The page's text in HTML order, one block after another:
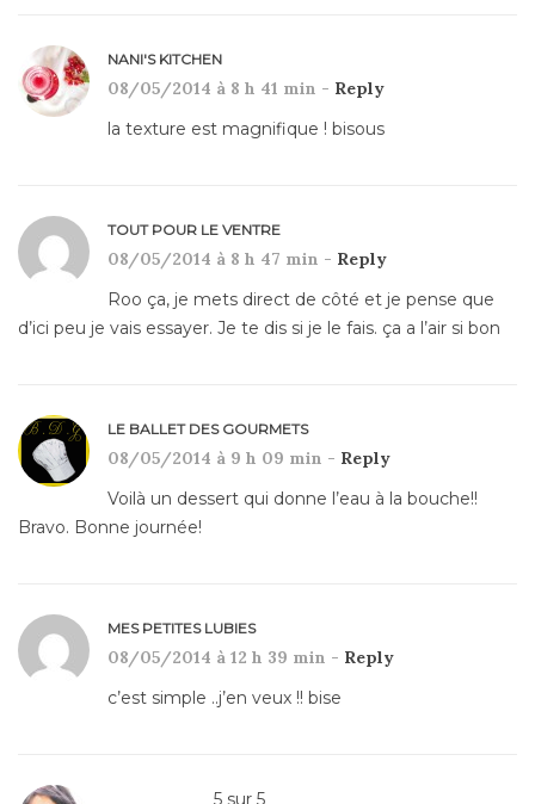
NANI'S KITCHEN
08/05/2014 à 8 h 41 min - Reply
la texture est magnifique ! bisous
TOUT POUR LE VENTRE
08/05/2014 à 8 h 47 min - Reply
Roo ça, je mets direct de côté et je pense que
d’ici peu je vais essayer. Je te dis si je le fais. ça a l’air si bon
LE BALLET DES GOURMETS
08/05/2014 à 9 h 09 min - Reply
Voilà un dessert qui donne l’eau à la bouche!!
Bravo. Bonne journée!
MES PETITES LUBIES
08/05/2014 à 12 h 39 min - Reply
c’est simple ..j’en veux !! bise
5 sur 5